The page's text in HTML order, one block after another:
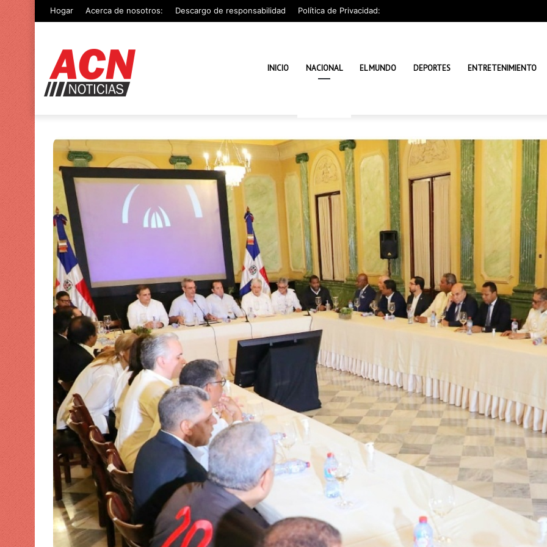
Hogar Acerca de nosotros: Descargo de responsabilidad Política de Privacidad:
INICIO NACIONAL EL MUNDO DEPORTES ENTRETENIMIENTO